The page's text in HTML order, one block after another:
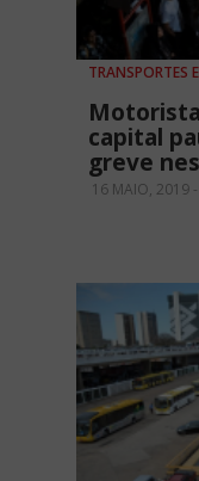
TRANSPORTES
capital
greve
16 MAIO, 2019